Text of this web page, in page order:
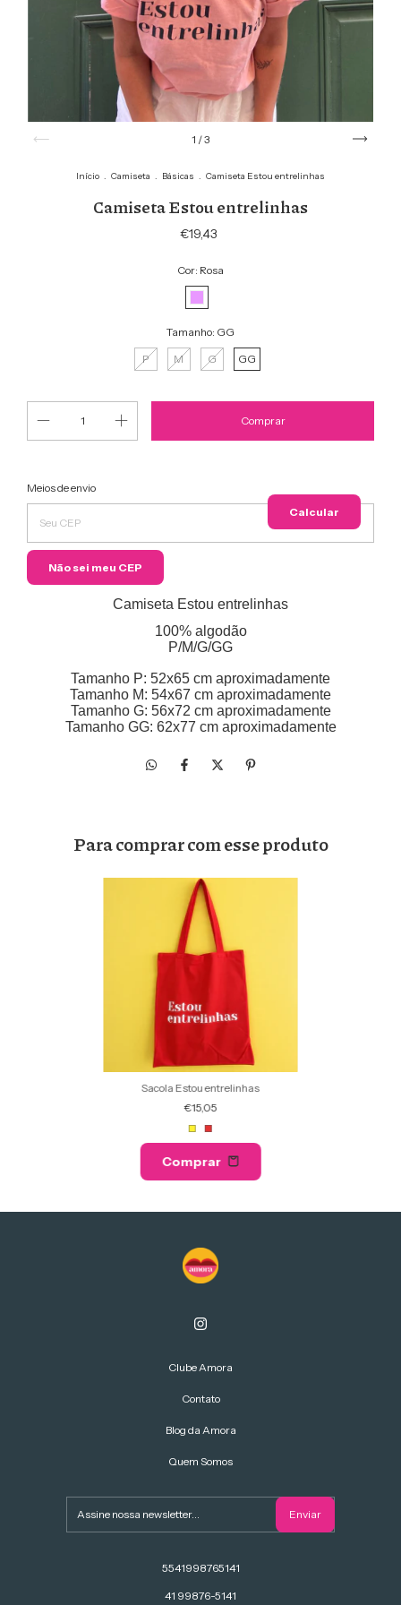
1 /3
Início . Camiseta . Básicas . Camiseta Estou entrelinhas
Camiseta Estou entrelinhas
€19,43
Cor: Rosa
Tamanho: GG
P
M G GG
Entregas para o CEP:
Alterar
CEP
Meios de envio
Calcular
Não sei meu CEP
Camiseta Estou entrelinhas
100% algodão
P/M/G/GG
Tamanho P: 52x65 cm aproximadamente
Tamanho M: 54x67 cm aproximadamente
Tamanho G: 56x72 cm aproximadamente
Tamanho GG: 62x77 cm aproximadamente
Para comprar com esse produto
Sacola Estou entrelinhas
€15,05
Comprar
Clube Amora
Contato
Blog da Amora
Quem Somos
5541998765141
41 99876-5141